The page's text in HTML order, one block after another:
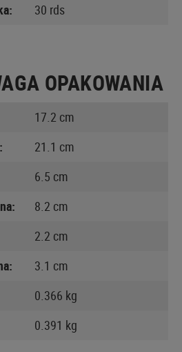
30 rds
OPAKOWANIA
17.2 cm
21.1 cm
6.5 cm
8.2 cm
2.2 cm
3.1 cm
0.366 kg
0.391 kg